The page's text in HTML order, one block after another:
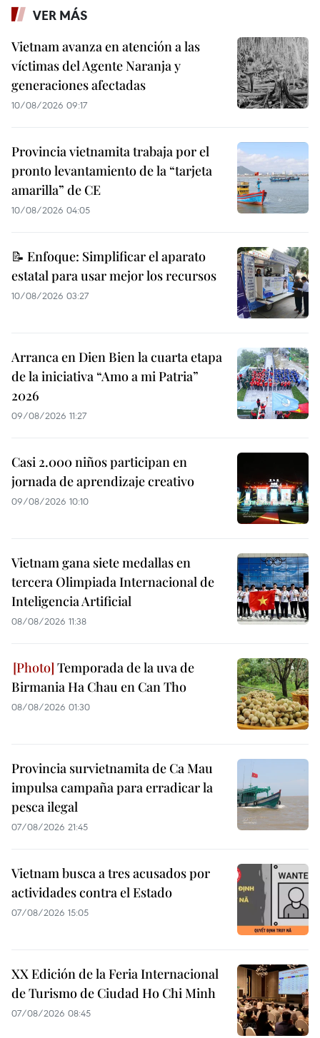
VER MÁS
Vietnam avanza en atención a las
víctimas del Agente Naranja y
generaciones afectadas
10/08/2026 09:17
Provincia vietnamita trabaja por el
pronto levantamiento de la “tarjeta
amarilla” de CE
10/08/2026 04:05
📝 Enfoque: Simplificar el aparato
estatal para usar mejor los recursos
10/08/2026 03:27
Arranca en Dien Bien la cuarta etapa
de la iniciativa “Amo a mi Patria”
2026
09/08/2026 11:27
Casi 2.000 niños participan en
jornada de aprendizaje creativo
09/08/2026 10:10
Vietnam gana siete medallas en
tercera Olimpiada Internacional de
Inteligencia Artificial
08/08/2026 11:38
Temporada de la uva de
Birmania Ha Chau en Can Tho
08/08/2026 01:30
Provincia survietnamita de Ca Mau
impulsa campaña para erradicar la
pesca ilegal
07/08/2026 21:45
Vietnam busca a tres acusados por
actividades contra el Estado
07/08/2026 15:05
XX Edición de la Feria Internacional
de Turismo de Ciudad Ho Chi Minh
07/08/2026 08:45